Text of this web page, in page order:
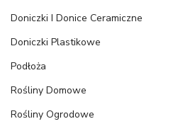
Doniczki I Donice Ceramiczne
Doniczki Plastikowe
Podłoża
Rośliny Domowe
Rośliny Ogrodowe